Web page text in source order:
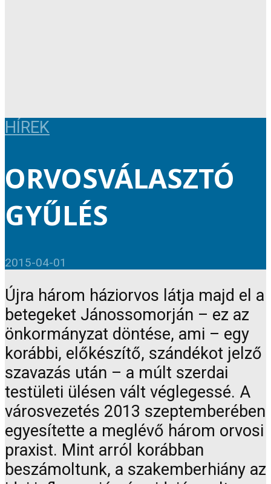
HÍREK
ORVOSVÁLASZTÓ
GYŰLÉS
2015-04-01
Újra három háziorvos látja majd el a
betegeket Jánossomorján – ez az
önkormányzat döntése, ami – egy
korábbi, előkészítő, szándékot jelző
szavazás után – a múlt szerdai
testületi ülésen vált véglegessé. A
városvezetés 2013 szeptemberében
egyesítette a meglévő három orvosi
praxist. Mint arról korábban
beszámoltunk, a szakemberhiány az